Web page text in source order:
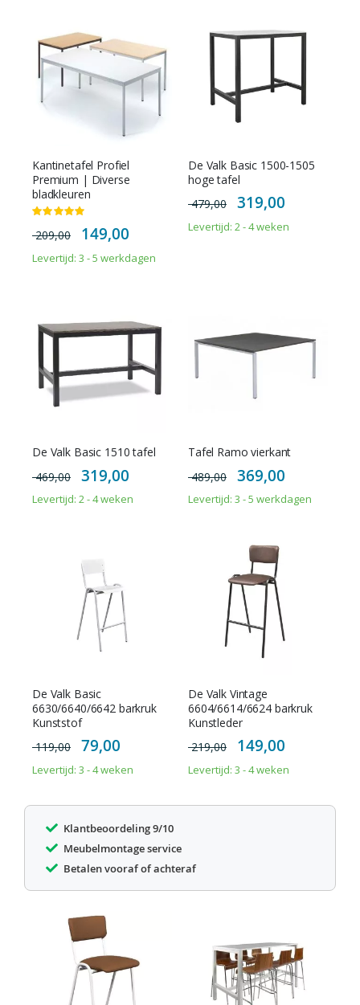
Kantinetafel Profiel
Premium | Diverse
bladkleuren
Waardering:
209,00
Special
Price
149,00
Levertijd: 3 - 5 werkdagen
De Valk Basic 1500-1505
hoge tafel
479,00
Special
Price
319,00
Levertijd: 2 - 4 weken
De Valk Basic 1510 tafel
469,00
Special
Price
319,00
Levertijd: 2 - 4 weken
Tafel Ramo vierkant
489,00
Special
Price
369,00
Levertijd: 3 - 5 werkdagen
De Valk Basic
6630/6640/6642 barkruk
Kunststof
119,00
Special
Price
79,00
Levertijd: 3 - 4 weken
De Valk Vintage
6604/6614/6624 barkruk
Kunstleder
219,00
Special
Price
149,00
Levertijd: 3 - 4 weken
Klantbeoordeling 9/10
Meubelmontage service
Betalen vooraf of achteraf